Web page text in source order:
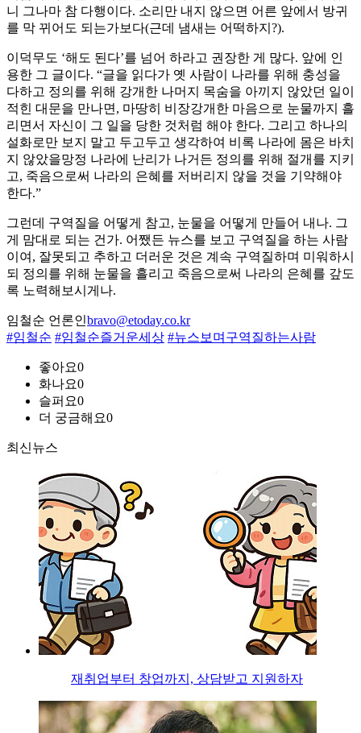
니 그나마 참 다행이다. 소리만 내지 않으면 어른 앞에서 방귀
를 막 뀌어도 되는가보다(근데 냄새는 어떡하지?).
이덕무도 ‘해도 된다’를 넘어 하라고 권장한 게 많다. 앞에 인
용한 그 글이다. “글을 읽다가 옛 사람이 나라를 위해 충성을
다하고 정의를 위해 강개한 나머지 목숨을 아끼지 않았던 일이
적힌 대문을 만나면, 마땅히 비장강개한 마음으로 눈물까지 흘
리면서 자신이 그 일을 당한 것처럼 해야 한다. 그리고 하나의
설화로만 보지 말고 두고두고 생각하여 비록 나라에 몸은 바치
지 않았을망정 나라에 난리가 나거든 정의를 위해 절개를 지키
고, 죽음으로써 나라의 은혜를 저버리지 않을 것을 기약해야
한다.”
그런데 구역질을 어떻게 참고, 눈물을 어떻게 만들어 내나. 그
게 맘대로 되는 건가. 어쨌든 뉴스를 보고 구역질을 하는 사람
이여, 잘못되고 추하고 더러운 것은 계속 구역질하며 미워하시
되 정의를 위해 눈물을 흘리고 죽음으로써 나라의 은혜를 갚도
록 노력해보시게나.
임철순 언론인bravo@etoday.co.kr
#임철순 #임철순즐거운세상 #뉴스보며구역질하는사람
좋아요0
화나요0
슬퍼요0
더 궁금해요0
최신뉴스
재취업부터 창업까지, 상담받고 지원하자